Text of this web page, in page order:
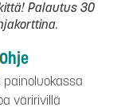
Palautus 30
Ohje
painoluokassa
väririvillä